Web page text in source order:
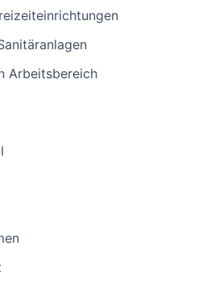
Arbeitsbereich